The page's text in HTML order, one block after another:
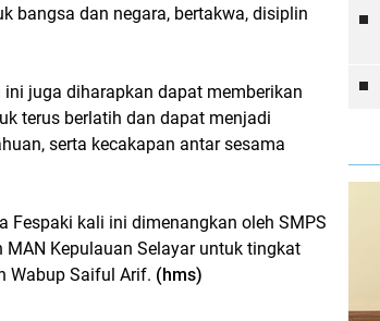
bangsa dan negara, bertakwa, disiplin
juga diharapkan dapat memberikan
terus berlatih dan dapat menjadi
serta kecakapan antar sesama
Fespaki kali ini dimenangkan oleh SMPS
Kepulauan Selayar untuk tingkat
Wabup Saiful Arif. (hms)